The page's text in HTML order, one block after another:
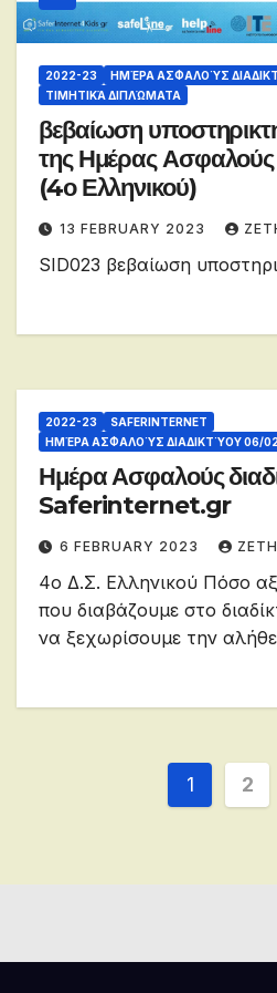
2022-23
ΗΜΈΡΑ ΑΣΦΑΛΟΎΣ
ΤΙΜΗΤΙΚΆ ΔΙΠΛΏΜΑΤΑ
βεβαίωση
της Ημέρας Ασφαλούς
(4ο Ελληνικού)
13 FEBRUARY 2023
SID023 βεβαίωση
2022-23
SAFERINTERNET
ΗΜΈΡΑ ΑΣΦΑΛΟΎΣ ΔΙΑΔΙΚΤΎΟΥ 06/
Ημέρα Ασφαλούς
Saferinternet.gr
6 FEBRUARY 2023
4ο Δ.Σ. Ελληνικού Πόσο
που διαβάζουμε στο
να ξεχωρίσουμε την
Posts
1 2